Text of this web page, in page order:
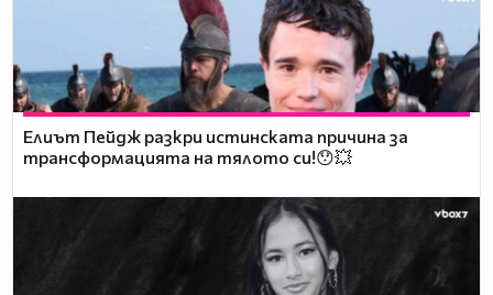
Елиът Пейдж разкри истинската причина за
трансформацията на тялото си!😯💥